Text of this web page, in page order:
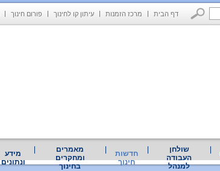
דף הבית מרכז הזמנות עיתון קו לחינוך פורום חינוך
שולחן
העבודה
למנהל
חדשות
חינוך
מאמרים
ומחקרים
בחינוך
מידע
ונתונים